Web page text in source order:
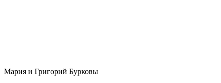
Мария и Григорий Бурковы